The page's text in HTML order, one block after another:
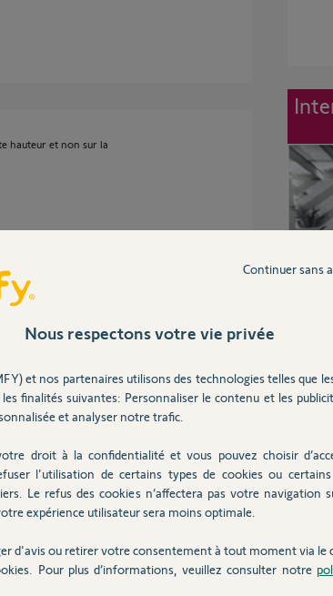
hauteur et non sur la
traverse.
cela indique bien qu'elle est
du renfort; si non
canons internes pour éviter
et fixés au minimum
que le portail soit adapté.
Nous respectons votre vie privée
et nos partenaires utilisons des technologies telles que
finalités suivantes: Personnaliser le contenu et les
et analyser notre trafic.
droit à la confidentialité et vous pouvez choisir
l'utilisation de certains types de cookies ou certains
Le refus des cookies n’affectera pas votre navigation
expérience utilisateur sera moins optimale.
d'avis ou retirer votre consentement à tout moment via le
Pour plus d’informations, veuillez consulter notre
Continuer sans